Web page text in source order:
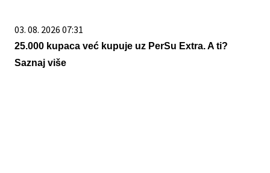
03. 08. 2026 07:31
25.000 kupaca već kupuje uz PerSu Extra. A ti?
Saznaj više